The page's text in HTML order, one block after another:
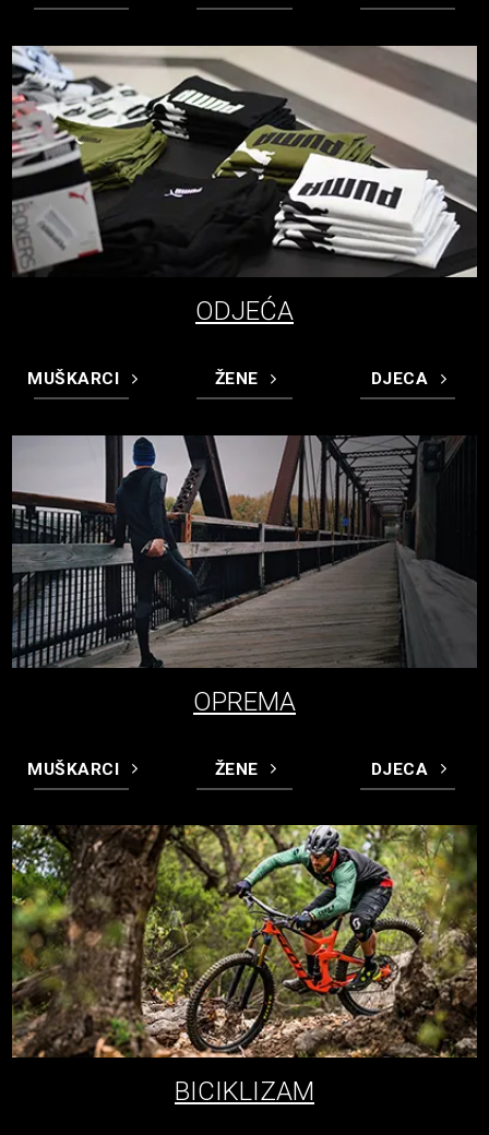
ODJEĆA
MUŠKARCI ŽENE DJECA
OPREMA
MUŠKARCI ŽENE DJECA
BICIKLIZAM